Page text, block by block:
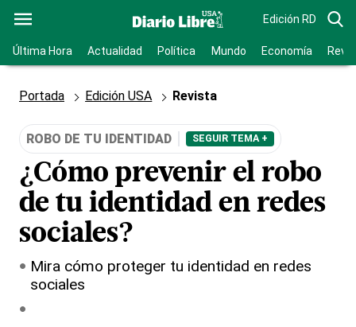
Edición RD
Última Hora Actualidad Política Mundo Economía
Portada Edición USA Revista
ROBO DE TU IDENTIDAD SEGUIR TEMA +
¿Cómo prevenir el robo
de tu identidad en redes
sociales?
Mira cómo proteger tu identidad en redes
sociales